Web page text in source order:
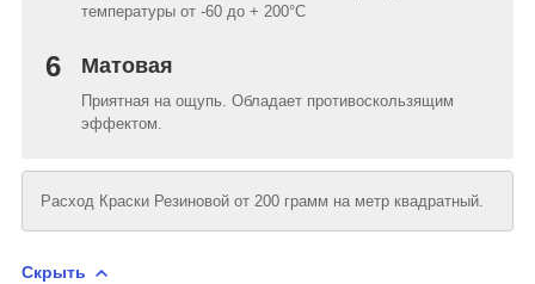
температуры от -60 до + 200°C
6 Матовая
Приятная на ощупь. Обладает противоскользящим
эффектом.
Расход Краски Резиновой от 200 грамм на метр квадратный.
Скрыть